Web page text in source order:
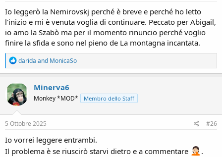
Io leggerò la Nemirovskj perché è breve e perché ho letto
l'inizio e mi è venuta voglia di continuare. Peccato per Abigail,
io amo la Szabò ma per il momento rinuncio perché voglio
finire la sfida e sono nel pieno de La montagna incantata.
R
e
a
c
t
i
o
n
s
darida and MonicaSo
Minerva6
Monkey *MOD* Membro dello Staff
5 Ottobre 2025 #26
Io vorrei leggere entrambi.
Il problema è se riuscirò starvi dietro e a commentare
.